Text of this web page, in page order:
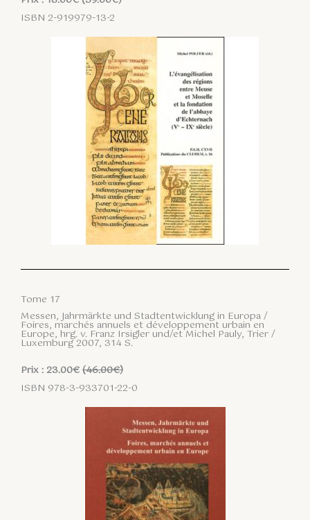
ISBN 2-919979-13-2
Tome 17
Messen, Jahrmärkte und Stadtentwicklung in Europa /
Foires, marchés annuels et développement urbain en
Europe, hrg. v. Franz Irsigler und/et Michel Pauly, Trier /
Luxemburg 2007, 314 S.
Prix : 23.00€(46.00€)
ISBN 978-3-933701-22-0